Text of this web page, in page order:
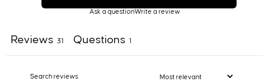
Ask a questionWrite a review
Reviews 31 Questions 1